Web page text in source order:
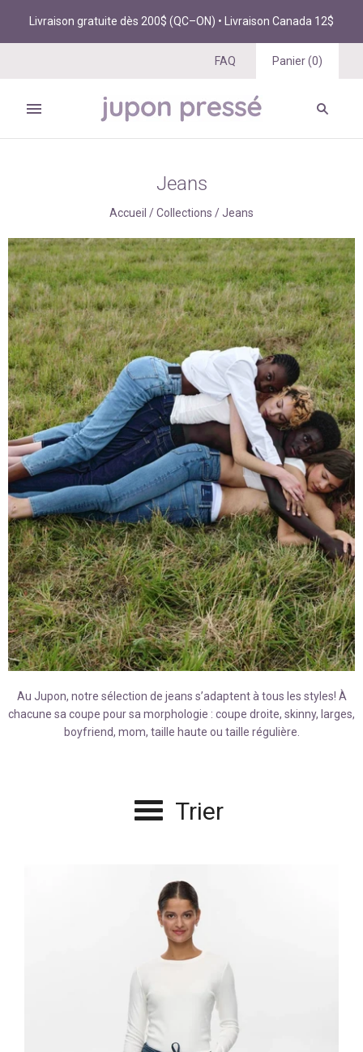
Livraison gratuite dès 200$ (QC–ON) • Livraison Canada 12$
FAQ Panier(0)
Jeans
Accueil /Collections /Jeans
Au Jupon, notre sélection de jeans s’adaptent à tous les styles! À
chacune sa coupe pour sa morphologie : coupe droite, skinny, larges,
boyfriend, mom, taille haute ou taille régulière.
Trier